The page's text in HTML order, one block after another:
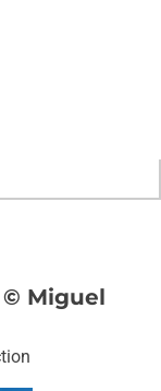
Miguel